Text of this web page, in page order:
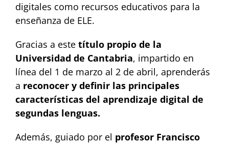
digitales como recursos educativos para la
enseñanza de ELE.
Gracias a este título propio de la
Universidad de Cantabria, impartido en
línea del 1 de marzo al 2 de abril, aprenderás
a reconocer y definir las principales
características del aprendizaje digital de
segundas lenguas.
Además, guiado por el profesor Francisco